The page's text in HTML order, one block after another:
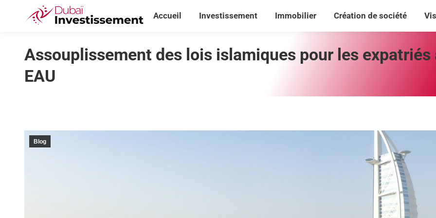
Accueil Investissement Immobilier Création de société
Assouplissement des lois islamiques pour les expatriés
EAU
Blog
Accueil Investissement Immobilier Création de société